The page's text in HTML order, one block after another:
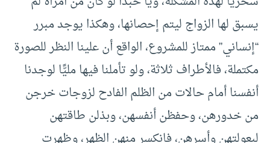
يسبق لها الزواج ليتم إحصانها، وهكذا يوجد مبرر
“إنساني” ممتاز للمشروع، الواقع أن علينا النظر للصورة
مكتملة، فالأطراف ثلاثة، ولو تأملنا فيها مليًّا لوجدنا
أنفسنا أمام حالات من الظلم الفادح لزوجات خرجن
من خدورهن، وحفظن أنفسهن، وبذلن طاقتهن
لبعولتهن وأسرهن، فانكسر منهن الظهر، وظهرت